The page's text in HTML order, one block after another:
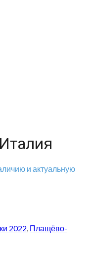
и актуальную
2022, Плащёво-